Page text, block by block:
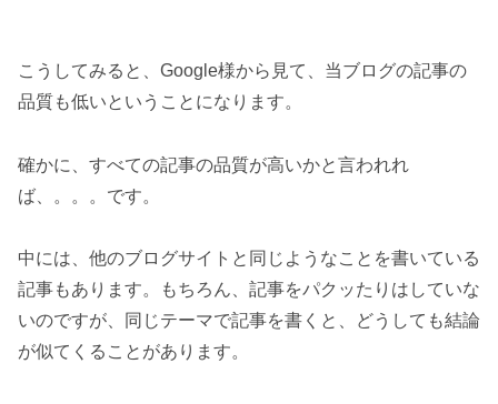
こうしてみると、Google様から見て、当ブログの記事の
品質も低いということになります。
確かに、すべての記事の品質が高いかと言われれ
ば、。。。です。
中には、他のブログサイトと同じようなことを書いている
記事もあります。もちろん、記事をパクッたりはしていな
いのですが、同じテーマで記事を書くと、どうしても結論
が似てくることがあります。